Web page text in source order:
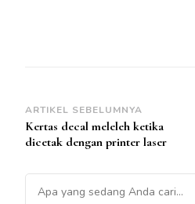
Navigasi
Artikel
ARTIKEL SEBELUMNYA
Kertas decal meleleh ketika
dicetak dengan printer laser
Mencari Sesuatu?